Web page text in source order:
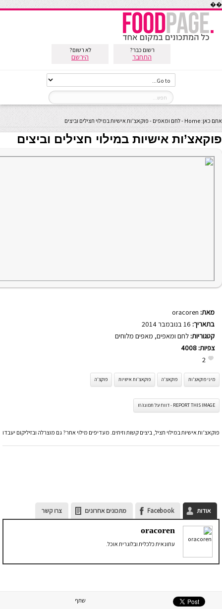
��
רשום כבר?
התחבר
לא רשום?
הירשם
אתם כאן: Home
-לחם ומאפים - פוקאצ’ות אישיות במילוי חצילים וביצים
פוקאצ’ות אישיות במילוי חצילים וביצים
מאת: oracoren
בתאריך:
קטגוריות: לחם ומאפים, מאפים מלוחים
צפיות: 4008
2
מיני פוקאצ'ות פוקאצ'ה פוקאצ'ות אישיות פוקצ'ה
REPORT THIS IMAGE - דווח על תמונה זו
פוקאצ’ות אישיות במילוי חציל, ביצים קשות וזיתים. מעדיפים מילוי אחר? גם מוצרלה ובזיליקום יעבדו
אודות Facebook מתכונים אחרונים צרו קשר
oracoren
עתונאית כלכלית ובלוגרית אוכל.
שתף